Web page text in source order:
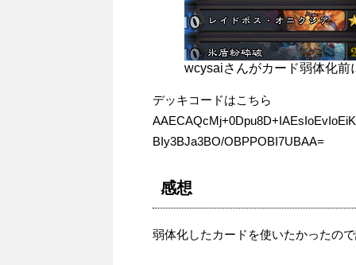
wcysaiさんがカード弱体化
デッキコードはこちら
BIy3BJa3BO/OBPPOBI7UBAA=
感想
弱体化したカードを使いたかったの